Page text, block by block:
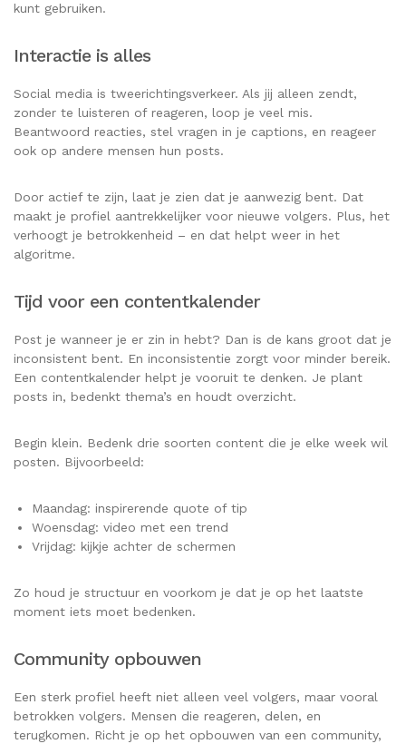
kunt gebruiken.
Interactie is alles
Social media is tweerichtingsverkeer. Als jij alleen zendt,
zonder te luisteren of reageren, loop je veel mis.
Beantwoord reacties, stel vragen in je captions, en reageer
ook op andere mensen hun posts.
Door actief te zijn, laat je zien dat je aanwezig bent. Dat
maakt je profiel aantrekkelijker voor nieuwe volgers. Plus, het
verhoogt je betrokkenheid – en dat helpt weer in het
algoritme.
Tijd voor een contentkalender
Post je wanneer je er zin in hebt? Dan is de kans groot dat je
inconsistent bent. En inconsistentie zorgt voor minder bereik.
Een contentkalender helpt je vooruit te denken. Je plant
posts in, bedenkt thema’s en houdt overzicht.
Begin klein. Bedenk drie soorten content die je elke week wil
posten. Bijvoorbeeld:
Maandag: inspirerende quote of tip
Woensdag: video met een trend
Vrijdag: kijkje achter de schermen
Zo houd je structuur en voorkom je dat je op het laatste
moment iets moet bedenken.
Community opbouwen
Een sterk profiel heeft niet alleen veel volgers, maar vooral
betrokken volgers. Mensen die reageren, delen, en
terugkomen. Richt je op het opbouwen van een community,